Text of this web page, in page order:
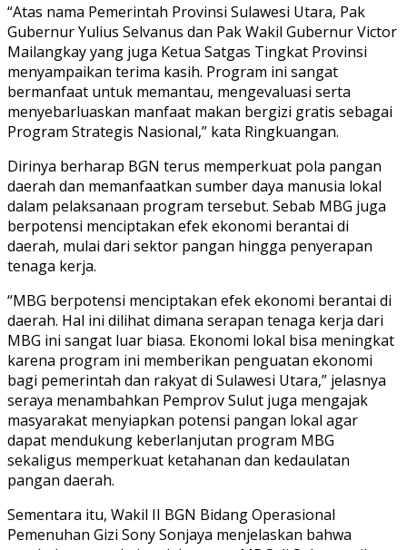
“Atas nama Pemerintah Provinsi Sulawesi Utara, Pak
Gubernur Yulius Selvanus dan Pak Wakil Gubernur Victor
Mailangkay yang juga Ketua Satgas Tingkat Provinsi
menyampaikan terima kasih. Program ini sangat
bermanfaat untuk memantau, mengevaluasi serta
menyebarluaskan manfaat makan bergizi gratis sebagai
Program Strategis Nasional,” kata Ringkuangan.
Dirinya berharap BGN terus memperkuat pola pangan
daerah dan memanfaatkan sumber daya manusia lokal
dalam pelaksanaan program tersebut. Sebab MBG juga
berpotensi menciptakan efek ekonomi berantai di
daerah, mulai dari sektor pangan hingga penyerapan
tenaga kerja.
“MBG berpotensi menciptakan efek ekonomi berantai di
daerah. Hal ini dilihat dimana serapan tenaga kerja dari
MBG ini sangat luar biasa. Ekonomi lokal bisa meningkat
karena program ini memberikan penguatan ekonomi
bagi pemerintah dan rakyat di Sulawesi Utara,” jelasnya
seraya menambahkan Pemprov Sulut juga mengajak
masyarakat menyiapkan potensi pangan lokal agar
dapat mendukung keberlanjutan program MBG
sekaligus memperkuat ketahanan dan kedaulatan
pangan daerah.
Sementara itu, Wakil II BGN Bidang Operasional
Pemenuhan Gizi Sony Sonjaya menjelaskan bahwa